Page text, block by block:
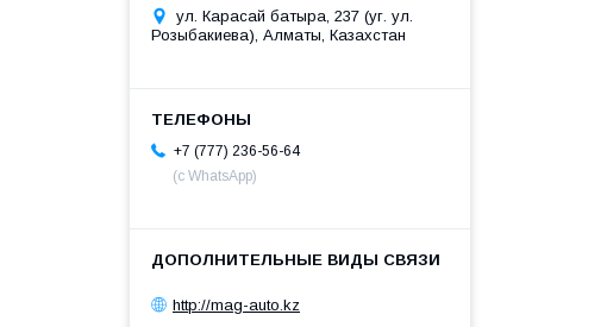
ул. Карасай батыра, 237 (уг. ул.
Розыбакиева), Алматы, Казахстан
+7 (777) 236-56-64
(с WhatsApp)
http://mag-auto.kz